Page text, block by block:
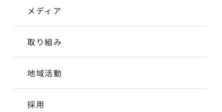
メディア
取り組み
地域活動
採用